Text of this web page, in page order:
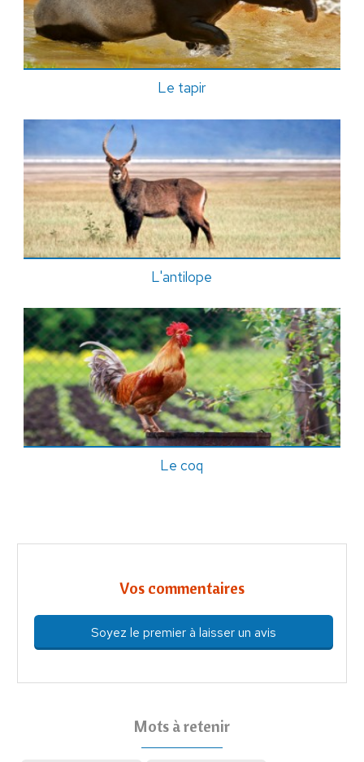
Le tapir
L'antilope
Le coq
Vos commentaires
Soyez le premier à laisser un avis
Mots à retenir